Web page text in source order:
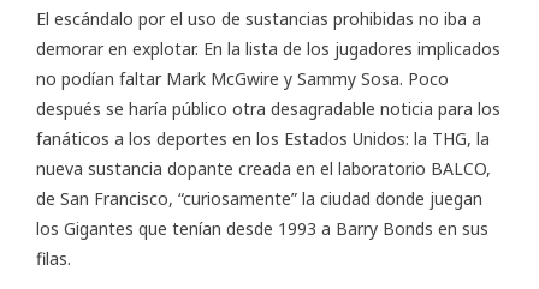
El escándalo por el uso de sustancias prohibidas no iba a
demorar en explotar. En la lista de los jugadores implicados
no podían faltar Mark McGwire y Sammy Sosa. Poco
después se haría público otra desagradable noticia para los
fanáticos a los deportes en los Estados Unidos: la THG, la
nueva sustancia dopante creada en el laboratorio BALCO,
de San Francisco, “curiosamente” la ciudad donde juegan
los Gigantes que tenían desde 1993 a Barry Bonds en sus
filas.